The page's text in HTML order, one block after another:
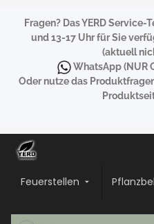
Fragen? Das YERD
und 13-17 Uhr für Sie
(aktuell
WhatsApp(NUR
Oder nutze das
Feuerstellen